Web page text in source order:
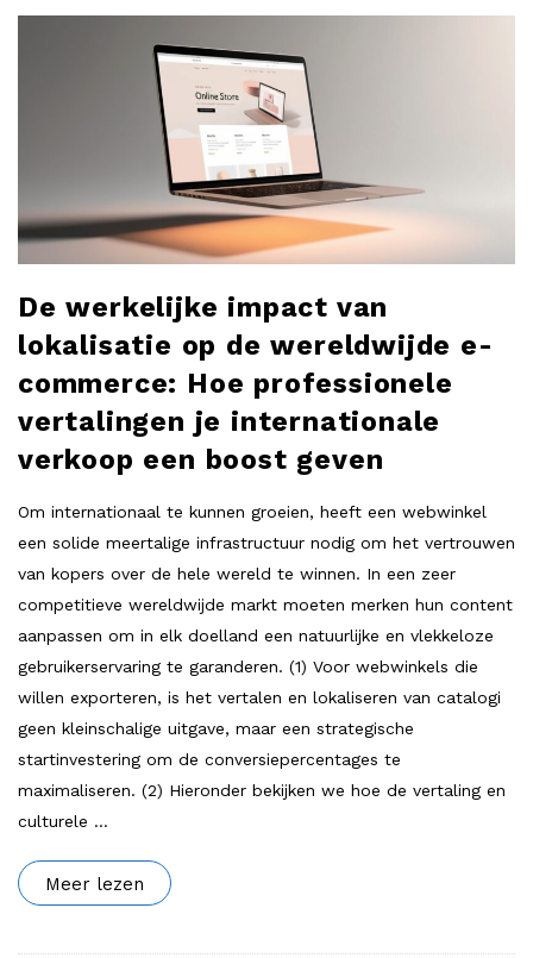
De werkelijke impact van
lokalisatie op de wereldwijde e-
commerce: Hoe professionele
vertalingen je internationale
verkoop een boost geven
Om internationaal te kunnen groeien, heeft een webwinkel
een solide meertalige infrastructuur nodig om het vertrouwen
van kopers over de hele wereld te winnen. In een zeer
competitieve wereldwijde markt moeten merken hun content
aanpassen om in elk doelland een natuurlijke en vlekkeloze
gebruikerservaring te garanderen. (1) Voor webwinkels die
willen exporteren, is het vertalen en lokaliseren van catalogi
geen kleinschalige uitgave, maar een strategische
startinvestering om de conversiepercentages te
maximaliseren. (2) Hieronder bekijken we hoe de vertaling en
culturele …
Meer lezen